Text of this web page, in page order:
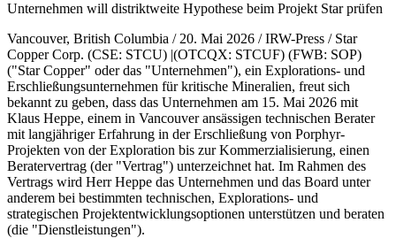
Unternehmen will distriktweite Hypothese beim Projekt Star prüfen
Vancouver, British Columbia / 20. Mai 2026 / IRW-Press / Star
Copper Corp. (CSE: STCU) |(OTCQX: STCUF) (FWB: SOP)
("Star Copper" oder das "Unternehmen"), ein Explorations- und
Erschließungsunternehmen für kritische Mineralien, freut sich
bekannt zu geben, dass das Unternehmen am 15. Mai 2026 mit
Klaus Heppe, einem in Vancouver ansässigen technischen Berater
mit langjähriger Erfahrung in der Erschließung von Porphyr-
Projekten von der Exploration bis zur Kommerzialisierung, einen
Beratervertrag (der "Vertrag") unterzeichnet hat. Im Rahmen des
Vertrags wird Herr Heppe das Unternehmen und das Board unter
anderem bei bestimmten technischen, Explorations- und
strategischen Projektentwicklungsoptionen unterstützen und beraten
(die "Dienstleistungen").